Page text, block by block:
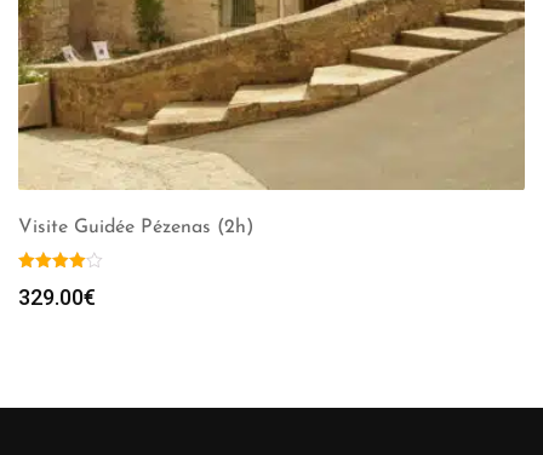
Visite Guidée Pézenas (2h)
329.00€